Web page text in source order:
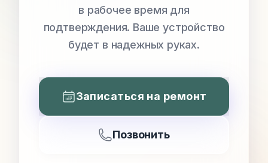
в рабочее время для
подтверждения. Ваше устройство
будет в надежных руках.
Записаться на ремонт
Позвонить